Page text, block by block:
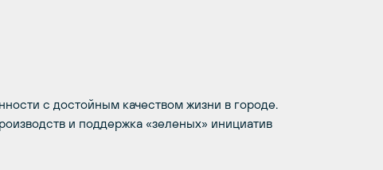
с достойным качеством жизни в городе.
и поддержка «зеленых» инициатив